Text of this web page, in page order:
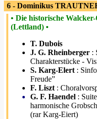
6 - Dominikus
• Die historische
(Lettland) •
T. Dubois
J. G. Rheinberger :
Charakterstücke -
S. Karg-Elert :
Freude”
F. Liszt :
G. F. Haendel :
harmonische
(rar Karg-Eiert)